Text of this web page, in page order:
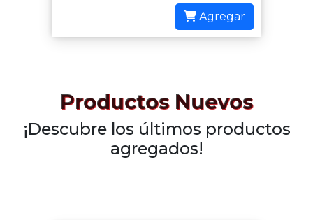
Agregar
Productos Nuevos
¡Descubre los últimos productos
agregados!